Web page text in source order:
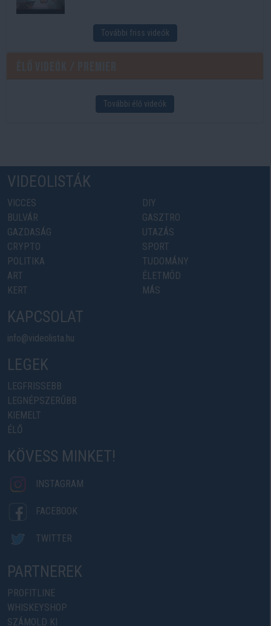
További friss videók
További élő videók
VIDEOLISTÁK
VICCES
BULVÁR
GAZDASÁG
CRYPTO
POLITIKA
ART
KERT
DIY
GASZTRO
UTAZÁS
SPORT
TUDOMÁNY
ÉLETMÓD
MÁS
KAPCSOLAT
info@videolista.hu
LEGEK
LEGFRISSEBB
LEGNÉPSZERŰBB
KIEMELT
ÉLŐ
KÖVESS MINKET!
INSTAGRAM
FACEBOOK
TWITTER
PARTNEREK
PROFITLINE
WHISKEYSHOP
SZÁMOLD KI